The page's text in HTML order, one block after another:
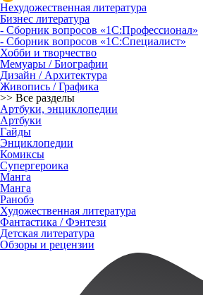
Нехудожественная литература
Бизнес литература
- Сборник вопросов «1С:Профессионал»
- Сборник вопросов «1С:Специалист»
Хобби и творчество
Мемуары / Биографии
Дизайн / Архитектура
Живопись / Графика
>> Все разделы
Артбуки, энциклопедии
Артбуки
Гайды
Энциклопедии
Комиксы
Супергероика
Манга
Манга
Ранобэ
Художественная литература
Фантастика / Фэнтези
Детская литература
Обзоры и рецензии